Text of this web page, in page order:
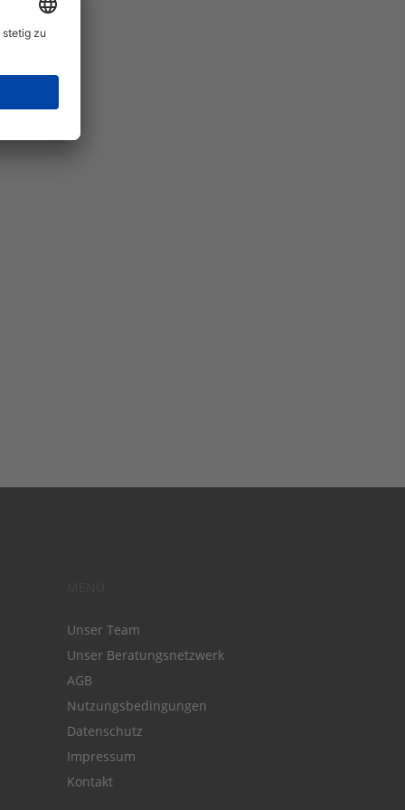
Unser Team
Unser Beratungsnetzwerk
AGB
Nutzungsbedingungen
Datenschutz
Impressum
Kontakt